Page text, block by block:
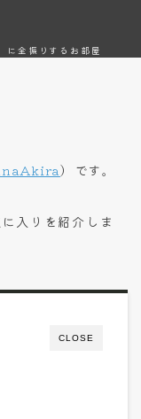
に全振りするお部屋
）です。
入りを紹介しま
CLOSE